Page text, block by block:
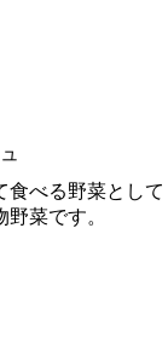
食べる野菜として
菜です。